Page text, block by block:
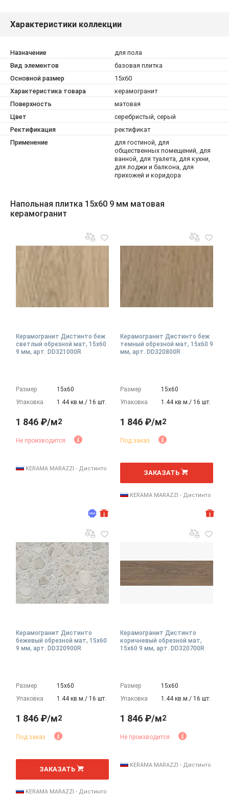
Характеристики коллекции
Назначение
для пола
Вид элементов
базовая плитка
Основной размер
15x60
Характеристика товара
керамогранит
Поверхность
матовая
Цвет
серебристый, серый
Ректификация
ректификат
Применение
для гостиной, для
общественных помещений, для
ванной, для туалета, для кухни,
для лоджи и балкона, для
прихожей и коридора
Напольная плитка 15x60 9 мм матовая
керамогранит
Керамогранит Дистинто беж
светлый обрезной мат, 15x60
9 мм, арт. DD321000R
Размер
15х60
Упаковка
1.44 кв.м./ 16 шт.
1 846 ₽/м2
Не производится
KERAMA MARAZZI - Дистинто
Керамогранит Дистинто беж
темный обрезной мат, 15x60 9
мм, арт. DD320800R
Размер
15х60
Упаковка
1.44 кв.м./ 16 шт.
1 846 ₽/м2
Под заказ
м
ЗАКАЗАТЬ
KERAMA MARAZZI - Дистинто
Керамогранит Дистинто
бежевый обрезной мат, 15x60
9 мм, арт. DD320900R
Размер
15х60
Упаковка
1.44 кв.м./ 16 шт.
1 846 ₽/м2
Под заказ
м
ЗАКАЗАТЬ
KERAMA MARAZZI - Дистинто
Керамогранит Дистинто
коричневый обрезной мат,
15x60 9 мм, арт. DD320700R
Размер
15х60
Упаковка
1.44 кв.м./ 16 шт.
1 846 ₽/м2
Не производится
KERAMA MARAZZI - Дистинто